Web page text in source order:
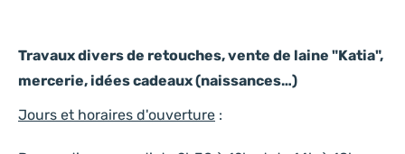
Travaux divers de retouches, vente de laine "Katia",
mercerie, idées cadeaux (naissances…)
Jours et horaires d'ouverture :